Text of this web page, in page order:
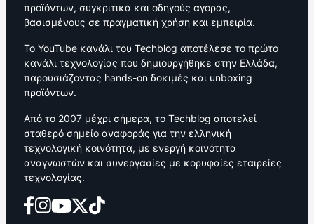
προϊόντων, συγκριτικά και οδηγούς αγοράς,
βασισμένους σε πραγματική χρήση και εμπειρία.
Το YouTube κανάλι του Techblog αποτέλεσε το πρώτο
κανάλι τεχνολογίας που δημιουργήθηκε στην Ελλάδα,
παρουσιάζοντας hands-on δοκιμές και unboxing
προϊόντων.
Από το 2007 μέχρι σήμερα, το Techblog αποτελεί
σταθερό σημείο αναφοράς για την ελληνική
τεχνολογική κοινότητα, με ενεργή κοινότητα
αναγνωστών και συνεργασίες με κορυφαίες εταιρείες
τεχνολογίας.